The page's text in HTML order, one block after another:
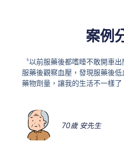
案例
〝以前服藥後都嗜睡不敢開車
服藥後觀察血壓，發現服藥後
藥物劑量，讓我的生活不一樣了
70歲 安先生